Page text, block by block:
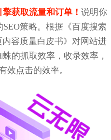
获取流量和订单！ 说明你
策略。根据《百度搜索
容质量白皮书》对网站进
的抓取效率，收录效率，
效点击的效率。